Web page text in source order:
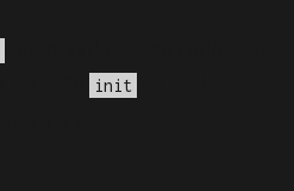
init